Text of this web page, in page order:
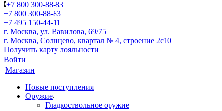
+7 800 300-88-83
+7 800 300-88-83
+7 495 150-44-11
г. Москва, ул. Вавилова, 69/75
г. Москва, Солнцево, квартал № 4, строение 2с10
Получить карту лояльности
Войти
Магазин
Новые поступления
Оружие
Гладкоствольное оружие